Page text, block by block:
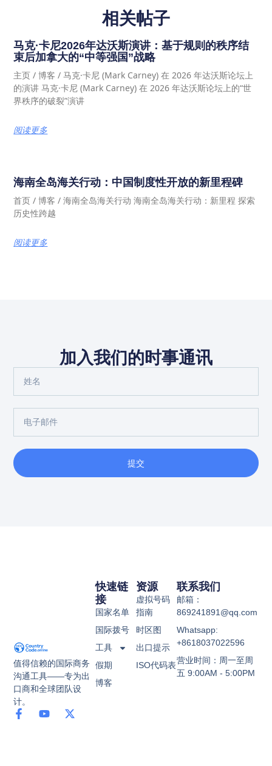
相关帖子
马克·卡尼2026年达沃斯演讲：基于规则的秩序结
束后加拿大的“中等强国”战略
主页 / 博客 / 马克·卡尼 (Mark Carney) 在 2026 年达沃斯论坛上
的演讲 马克·卡尼 (Mark Carney) 在 2026 年达沃斯论坛上的“世
界秩序的破裂”演讲
阅读更多
海南全岛海关行动：中国制度性开放的新里程碑
首页 / 博客 / 海南全岛海关行动 海南全岛海关行动：新里程 探索
历史性跨越
阅读更多
加入我们的时事通讯
提交
值得信赖的国际商务
沟通工具——专为出
口商和全球团队设
计。
资源
虚拟号码
指南
时区图
出口提示
ISO代码表
快速链
接
国家名单
国际拨号
工具
假期
博客
联系我们
邮箱：
869241891@qq.com
Whatsapp:
+8618037022596
营业时间：周一至周
五 9:00AM - 5:00PM